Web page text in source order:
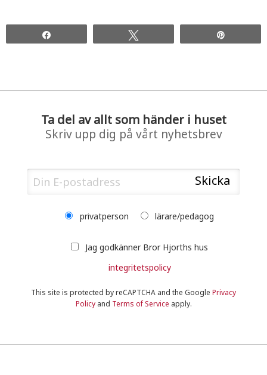
Ta del av allt som händer i huset
Skriv upp dig på vårt nyhetsbrev
privatperson lärare/pedagog
Jag godkänner Bror Hjorths hus
integritetspolicy
This site is protected by reCAPTCHA and the Google Privacy
Policyand Terms of Service apply.